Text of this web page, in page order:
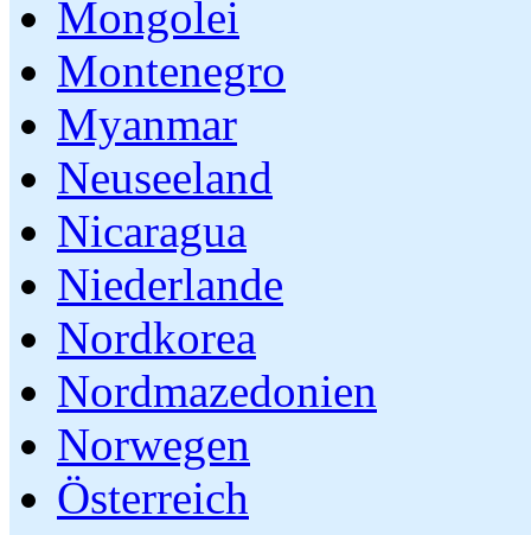
Mongolei
Montenegro
Myanmar
Neuseeland
Nicaragua
Niederlande
Nordkorea
Nordmazedonien
Norwegen
Österreich